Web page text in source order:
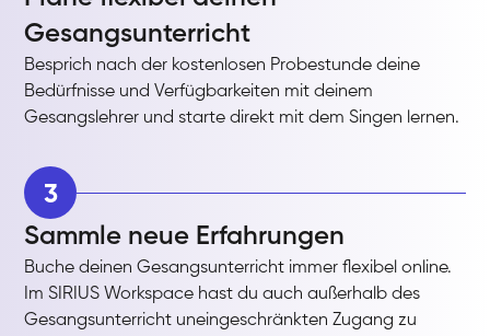
Gesangsunterricht
Besprich nach der kostenlosen Probestunde deine
Bedürfnisse und Verfügbarkeiten mit deinem
Gesangslehrer und starte direkt mit dem Singen lernen.
3
Sammle neue Erfahrungen
Buche deinen Gesangsunterricht immer flexibel online.
Im SIRIUS Workspace hast du auch außerhalb des
Gesangsunterricht uneingeschränkten Zugang zu